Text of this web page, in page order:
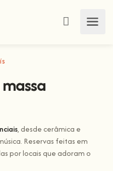
, desde cerâmica e
Reservas feitas em
por locais que adoram o